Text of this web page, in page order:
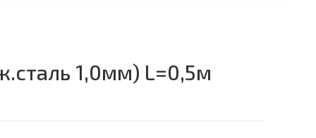
1,0мм) L=0,5м